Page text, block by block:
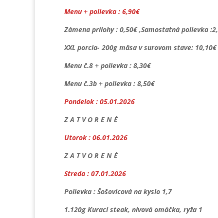
Menu + polievka : 6,90€
Zámena prílohy : 0,50€ ,Samostatná polievka
XXL porcia- 200g mäsa v surovom stave: 10,10€
Menu č.8 + polievka : 8,30€
Menu č.3b + polievka : 8,50€
Pondelok : 05.01.2026
Z A T V O R E N É
Utorok : 06.01.2026
Z A T V O R E N É
Streda : 07.01.2026
Polievka : Šošovicová na kyslo 1,7
1.120g Kurací steak, nivová omáčka, ryža 1